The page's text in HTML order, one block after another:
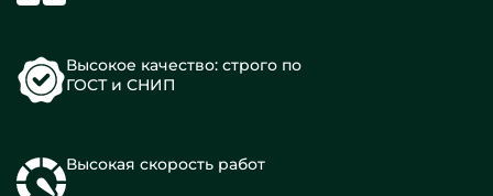
Высокое качество: строго по
ГОСТ и СНИП
Высокая скорость работ